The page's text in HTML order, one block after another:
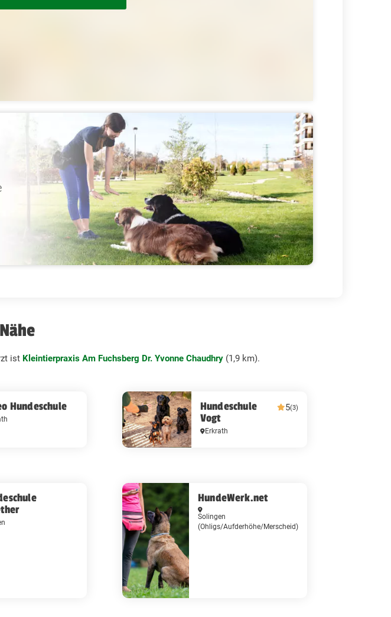
ist Kleintierpraxis Am Fuchsberg Dr. Yvonne Chaudhry (1,9 km).
Hundeschule
Hundeschule
Vogt
5(3)
Erkrath
HundeWerk.net
Solingen
(Ohligs/Aufderhöhe/Merscheid)